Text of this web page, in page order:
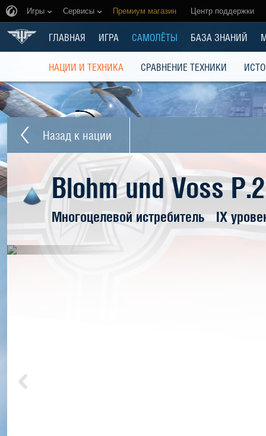
Игры Сервисы Премиум магазин Центр поддержки
ГЛАВНАЯ ИГРА САМОЛЁТЫ БАЗА ЗНАНИЙ
НАЦИИ И ТЕХНИКА СРАВНЕНИЕ ТЕХНИКИ
Назад к нации
Blohm und Voss
Многоцелевой истребитель IX